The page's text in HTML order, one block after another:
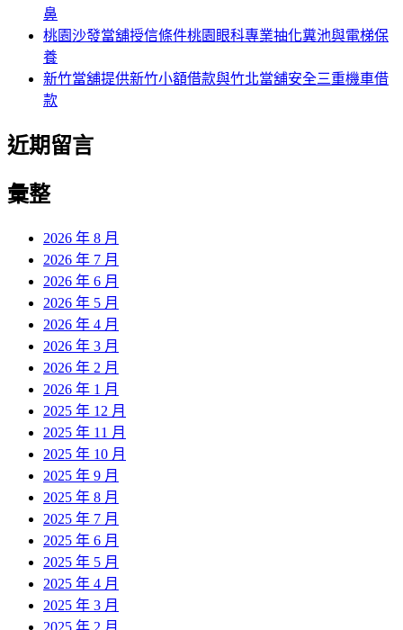
鼻
桃園沙發當舖授信條件桃園眼科專業抽化糞池與電梯保
養
新竹當舖提供新竹小額借款與竹北當舖安全三重機車借
款
近期留言
彙整
2026 年 8 月
2026 年 7 月
2026 年 6 月
2026 年 5 月
2026 年 4 月
2026 年 3 月
2026 年 2 月
2026 年 1 月
2025 年 12 月
2025 年 11 月
2025 年 10 月
2025 年 9 月
2025 年 8 月
2025 年 7 月
2025 年 6 月
2025 年 5 月
2025 年 4 月
2025 年 3 月